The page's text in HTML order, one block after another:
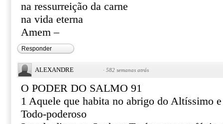
na ressurreição da carne
na vida eterna
Amem –
Responder
ALEXANDRE · 582 semanas atrás
O PODER DO SALMO 91
1 Aquele que habita no abrigo do Altíssimo
Todo-poderoso